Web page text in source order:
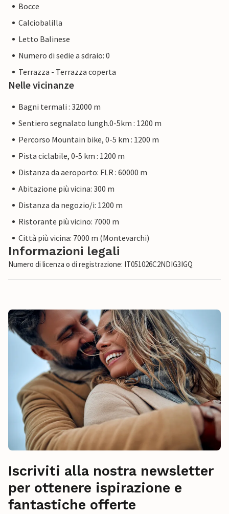
Bocce
Calciobalilla
Letto Balinese
Numero di sedie a sdraio: 0
Terrazza - Terrazza coperta
Nelle vicinanze
Bagni termali : 32000 m
Sentiero segnalato lungh.0-5km : 1200 m
Percorso Mountain bike, 0-5 km : 1200 m
Pista ciclabile, 0-5 km : 1200 m
Distanza da aeroporto: FLR : 60000 m
Abitazione più vicina: 300 m
Distanza da negozio/i: 1200 m
Ristorante più vicino: 7000 m
Città più vicina: 7000 m (Montevarchi)
Informazioni legali
Numero di licenza o di registrazione: IT051026C2NDIG3IGQ
Iscriviti alla nostra newsletter
per ottenere ispirazione e
fantastiche offerte